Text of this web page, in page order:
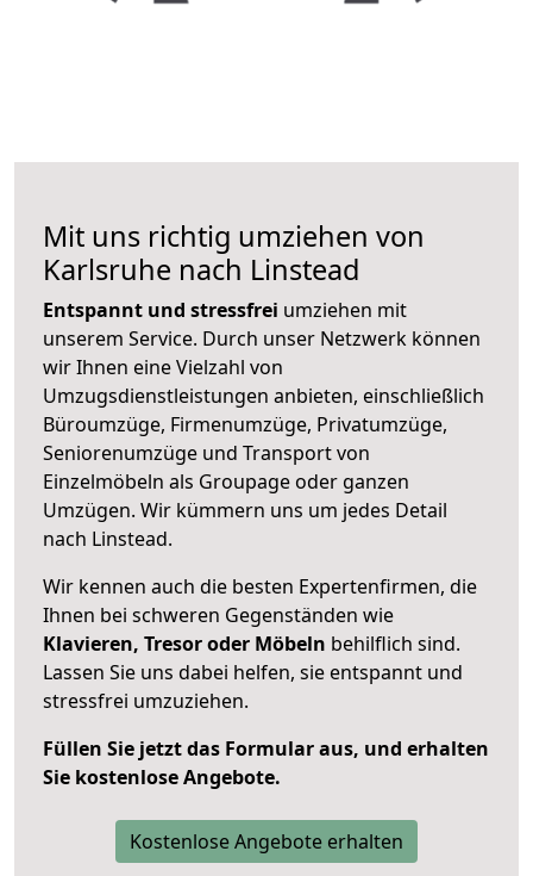
Mit uns richtig umziehen von
Karlsruhe nach Linstead
Entspannt und stressfrei umziehen mit
unserem Service. Durch unser Netzwerk können
wir Ihnen eine Vielzahl von
Umzugsdienstleistungen anbieten, einschließlich
Büroumzüge, Firmenumzüge, Privatumzüge,
Seniorenumzüge und Transport von
Einzelmöbeln als Groupage oder ganzen
Umzügen. Wir kümmern uns um jedes Detail
nach Linstead.
Wir kennen auch die besten Expertenfirmen, die
Ihnen bei schweren Gegenständen wie
Klavieren, Tresor oder Möbeln behilflich sind.
Lassen Sie uns dabei helfen, sie entspannt und
stressfrei umzuziehen.
Füllen Sie jetzt das Formular aus, und erhalten
Sie kostenlose Angebote.
Kostenlose Angebote erhalten